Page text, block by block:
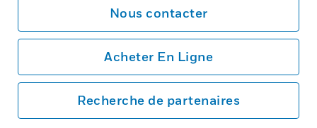
Nous contacter
Acheter En Ligne
Recherche de partenaires